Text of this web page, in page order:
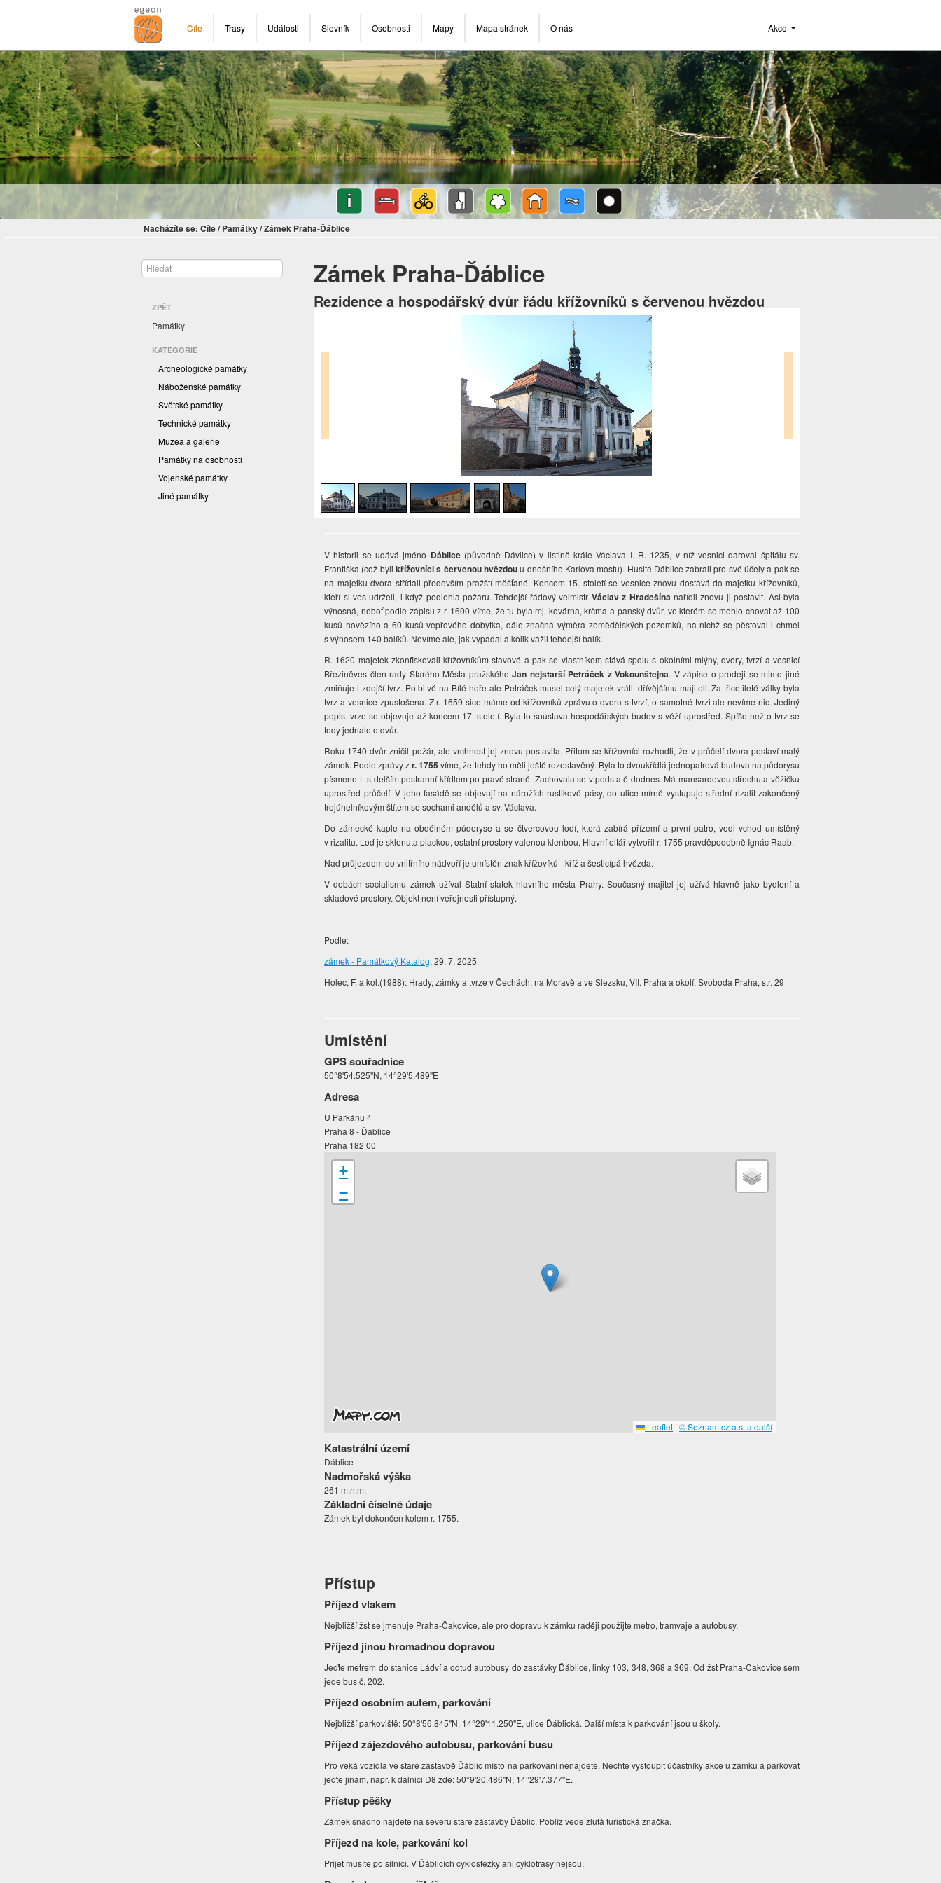
Cíle Trasy Události Slovník Osobnosti Mapy Mapa stránek O nás Akce
Nacházíte se: Cíle/ Památky/Zámek Praha-Ďáblice
ZPĚT
Památky
KATEGORIE
Archeologické památky
Náboženské památky
Světské památky
Technické památky
Muzea a galerie
Památky na osobnosti
Vojenské památky
Jiné památky
Zámek Praha-Ďáblice
Rezidence a hospodářský dvůr řádu křížovníků s červenou hvězdou
V historii se udává jméno Ďáblice(původně Ďávlice) v listině krále Václava I. R. 1235, v níž vesnici daroval špitálu sv.
Františka (což bylikřížovníci s červenou hvězdouu dnešního Karlova mostu). Husité Ďáblice zabrali pro své účely a pak se
na majetku dvora střídali především pražští měšťané. Koncem 15. století se vesnice znovu dostává do majetku křížovníků,
kteří si ves udrželi, i když podlehla požáru. Tehdejší řádový velmistr Václav z Hradešína nařídil znovu ji postavit. Asi byla
výnosná, neboť podle zápisu z r. 1600 víme, že tu byla mj. kovárna, krčma a panský dvůr, ve kterém se mohlo chovat až 100
kusů hovězího a 60 kusů vepřového dobytka, dále značná výměra zemědělských pozemků, na nichž se pěstoval i chmel
s výnosem 140 balíků. Nevíme ale, jak vypadal a kolik vážil tehdejší balík.
R. 1620 majetek zkonfiskovali křížovníkům stavové a pak se vlastníkem stává spolu s okolními mlýny, dvory, tvrzí a vesnicí
Březiněves člen rady Starého Města pražskéhoJan nejstarší Petráček z Vokounštejna. V zápise o prodeji se mimo jiné
zmiňuje i zdejší tvrz. Po bitvě na Bílé hoře ale Petráček musel celý majetek vrátit dřívějšímu majiteli. Za třicetileté války byla
tvrz a vesnice zpustošena. Z r. 1659 sice máme od křížovníků zprávu o dvoru s tvrzí, o samotné tvrzi ale nevíme nic. Jediný
popis tvrze se objevuje až koncem 17. století. Byla to soustava hospodářských budov s věží uprostřed. Spíše než o tvrz se
tedy jednalo o dvůr.
Roku 1740 dvůr zničil požár, ale vrchnost jej znovu postavila. Přitom se křížovníci rozhodli, že v průčelí dvora postaví malý
zámek. Podle zprávy zr. 1755 víme, že tehdy ho měli ještě rozestavěný. Byla to dvoukřídlá jednopatrová budova na půdorysu
písmene L s delším postranní křídlem po pravé straně. Zachovala se v podstatě dodnes. Má mansardovou střechu a věžičku
uprostřed průčelí. V jeho fasádě se objevují na nárožích rustikové pásy, do ulice mírně vystupuje střední rizalit zakončený
trojúhelníkovým štítem se sochami andělů a sv. Václava.
Do zámecké kaple na obdélném půdoryse a se čtvercovou lodí, která zabírá přízemí a první patro, vedl vchod umístěný
v rizalitu. Loď je sklenuta plackou, ostatní prostory valenou klenbou. Hlavní oltář vytvořil r. 1755 pravděpodobně Ignác Raab.
Nad průjezdem do vnitřního nádvoří je umístěn znak křížovíků - kříž a šesticípá hvězda.
V dobách socialismu zámek užíval Statní statek hlavního města Prahy. Současný majitel jej užívá hlavně jako bydlení a
skladové prostory. Objekt není veřejnosti přístupný.
Podle:
zámek - Památkový Katalog, 29. 7. 2025
Holec, F. a kol.(1988): Hrady, zámky a tvrze v Čechách, na Moravě a ve Slezsku, VII. Praha a okolí, Svoboda Praha, str. 29
Umístění
GPS souřadnice
50°8'54.525"N, 14°29'5.489"E
Adresa
U Parkánu 4
Praha 8 - Ďáblice
Praha 182 00
+
−
Leaflet | © Seznam.cz a.s. a další
Katastrální území
Ďáblice
Nadmořská výška
261 m.n.m.
Základní číselné údaje
Zámek byl dokončen kolem r. 1755.
Přístup
Příjezd vlakem
Nejbližší žst se jmenuje Praha-Čakovice, ale pro dopravu k zámku raději použijte metro, tramvaje a autobusy.
Příjezd jinou hromadnou dopravou
Jeďte metrem do stanice Ládví a odtud autobusy do zastávky Ďáblice, linky 103, 348, 368 a 369. Od žst Praha-Cakovice sem
jede bus č. 202.
Příjezd osobním autem, parkování
Nejbližší parkoviště: 50°8'56.845"N, 14°29'11.250"E, ulice Ďáblická. Další místa k parkování jsou u školy.
Příjezd zájezdového autobusu, parkování busu
Pro veká vozidla ve staré zástavbě Ďáblic místo na parkování nenajdete. Nechte vystoupit účastníky akce u zámku a parkovat
jeďte jinam, např. k dálnici D8 zde: 50°9'20.486"N, 14°29'7.377"E.
Přístup pěšky
Zámek snadno najdete na severu staré zástavby Ďáblic. Poblíž vede žlutá turistická značka.
Příjezd na kole, parkování kol
Přijet musíte po silnici. V Ďáblicích cyklostezky ani cyklotrasy nejsou.